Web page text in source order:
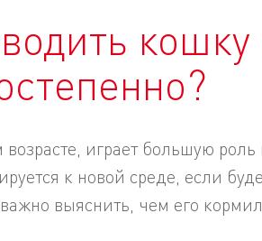
кошку
играет большую
к новой среде, если
выяснить, чем его